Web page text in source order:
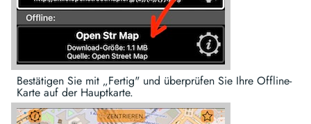
Bestätigen Sie mit „Fertig" und überprüfen Sie Ihre Offline-
Karte auf der Hauptkarte.